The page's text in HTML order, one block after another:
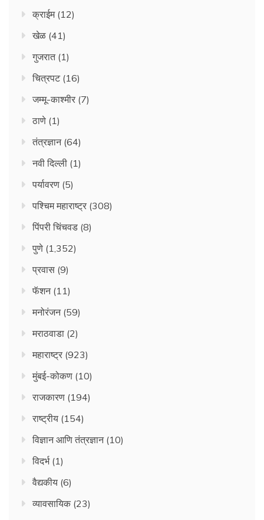
क्राईम(12)
खेळ (41)
गुजरात(1)
चित्रपट(16)
जम्मू-काश्मीर (7)
ठाणे (1)
तंत्रज्ञान(64)
नवी दिल्ली (1)
पर्यावरण (5)
पश्चिम महाराष्ट्र (308)
पिंपरी चिंचवड (8)
पुणे (1,352)
प्रवास (9)
फॅशन(11)
मनोरंजन(59)
मराठवाडा (2)
महाराष्ट्र (923)
मुंबई-कोकण (10)
राजकारण (194)
राष्ट्रीय (154)
विज्ञान आणि तंत्रज्ञान(10)
विदर्भ(1)
वैद्यकीय (6)
व्यावसायिक (23)